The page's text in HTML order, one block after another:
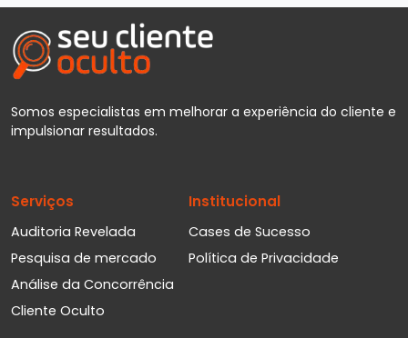
Somos especialistas em melhorar a experiência do cliente e
impulsionar resultados.
Serviços
Auditoria Revelada
Pesquisa de mercado
Análise da Concorrência
Cliente Oculto
Institucional
Cases de Sucesso
Política de Privacidade